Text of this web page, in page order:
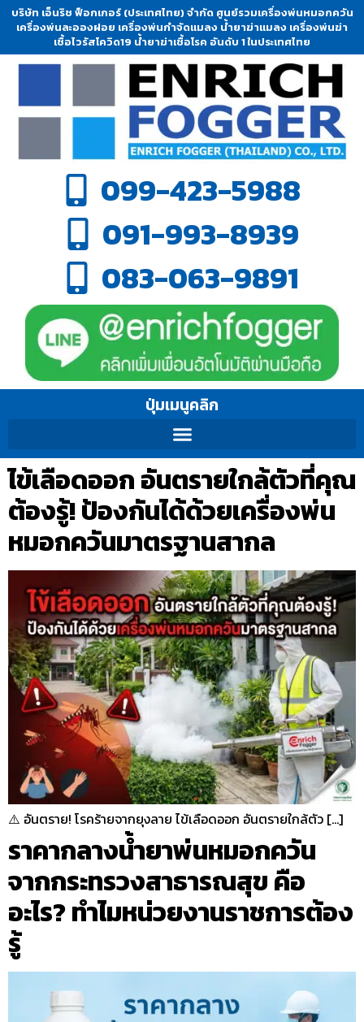
บริษัท เอ็นริช ฟ็อกเกอร์ (ประเทศไทย) จำกัด ศูนย์รวมเครื่องพ่นหมอกควัน
เครื่องพ่นละอองฝอย เครื่องพ่นกำจัดแมลง น้ำยาฆ่าแมลง เครื่องพ่นฆ่า
เชื้อไวรัสโควิด19 น้ำยาฆ่าเชื้อโรค อันดับ 1 ในประเทศไทย
099-423-5988
091-993-8939
083-063-9891
ปุ่มเมนูคลิก
ไข้เลือดออก อันตรายใกล้ตัวที่คุณ
ต้องรู้! ป้องกันได้ด้วยเครื่องพ่น
หมอกควันมาตรฐานสากล
⚠️ อันตราย! โรคร้ายจากยุงลาย ไข้เลือดออก อันตรายใกล้ตัว […]
ราคากลางน้ำยาพ่นหมอกควัน
จากกระทรวงสาธารณสุข คือ
อะไร? ทำไมหน่วยงานราชการต้อง
รู้